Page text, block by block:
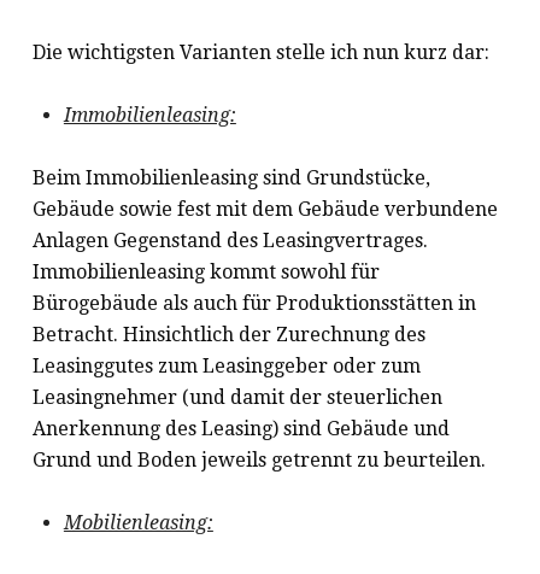
Die wichtigsten Varianten stelle ich nun kurz dar:
Immobilienleasing:
Beim Immobilienleasing sind Grundstücke,
Gebäude sowie fest mit dem Gebäude verbundene
Anlagen Gegenstand des Leasingvertrages.
Immobilienleasing kommt sowohl für
Bürogebäude als auch für Produktionsstätten in
Betracht. Hinsichtlich der Zurechnung des
Leasinggutes zum Leasinggeber oder zum
Leasingnehmer (und damit der steuerlichen
Anerkennung des Leasing) sind Gebäude und
Grund und Boden jeweils getrennt zu beurteilen.
Mobilienleasing: